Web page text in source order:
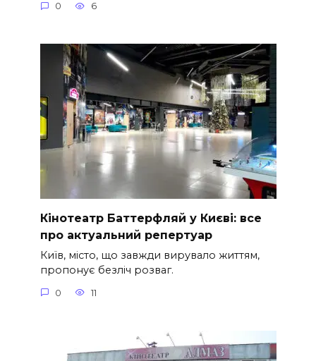
0 6
Кінотеатр Баттерфляй у Києві: все
про актуальний репертуар
Київ, місто, що завжди вирувало життям,
пропонує безліч розваг.
0 11